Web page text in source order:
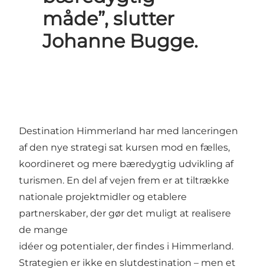
måde”, slutter
Johanne Bugge.
Destination Himmerland har med lanceringen
af den nye strategi sat kursen mod en fælles,
koordineret og mere bæredygtig udvikling af
turismen. En del af vejen frem er at tiltrække
nationale projektmidler og etablere
partnerskaber, der gør det muligt at realisere
de mange
idéer og potentialer, der findes i Himmerland.
Strategien er ikke en slutdestination – men et